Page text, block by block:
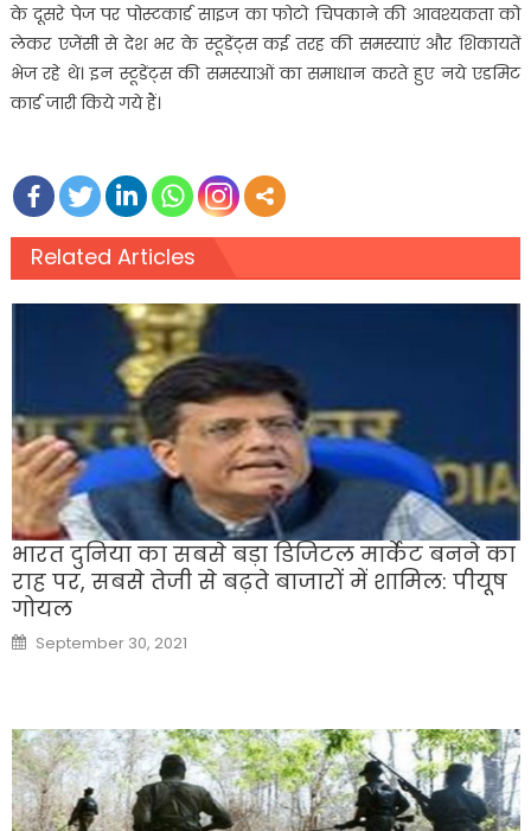
के दूसरे पेज पर पोस्टकार्ड साइज का फोटो चिपकाने की आवश्यकता को
लेकर एजेंसी से देश भर के स्टूडेंट्स कई तरह की समस्याएं और शिकायतें
भेज रहे थे। इन स्टूडेंट्स की समस्याओं का समाधान करते हुए नये एडमिट
कार्ड जारी किये गये हैं।
Related Articles
भारत दुनिया का सबसे बड़ा डिजिटल मार्केट बनने का
राह पर, सबसे तेजी से बढ़ते बाजारों में शामिल: पीयूष
गोयल
Posted
on
September 30, 2021